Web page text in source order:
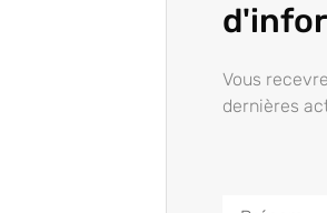
Vous
dernières